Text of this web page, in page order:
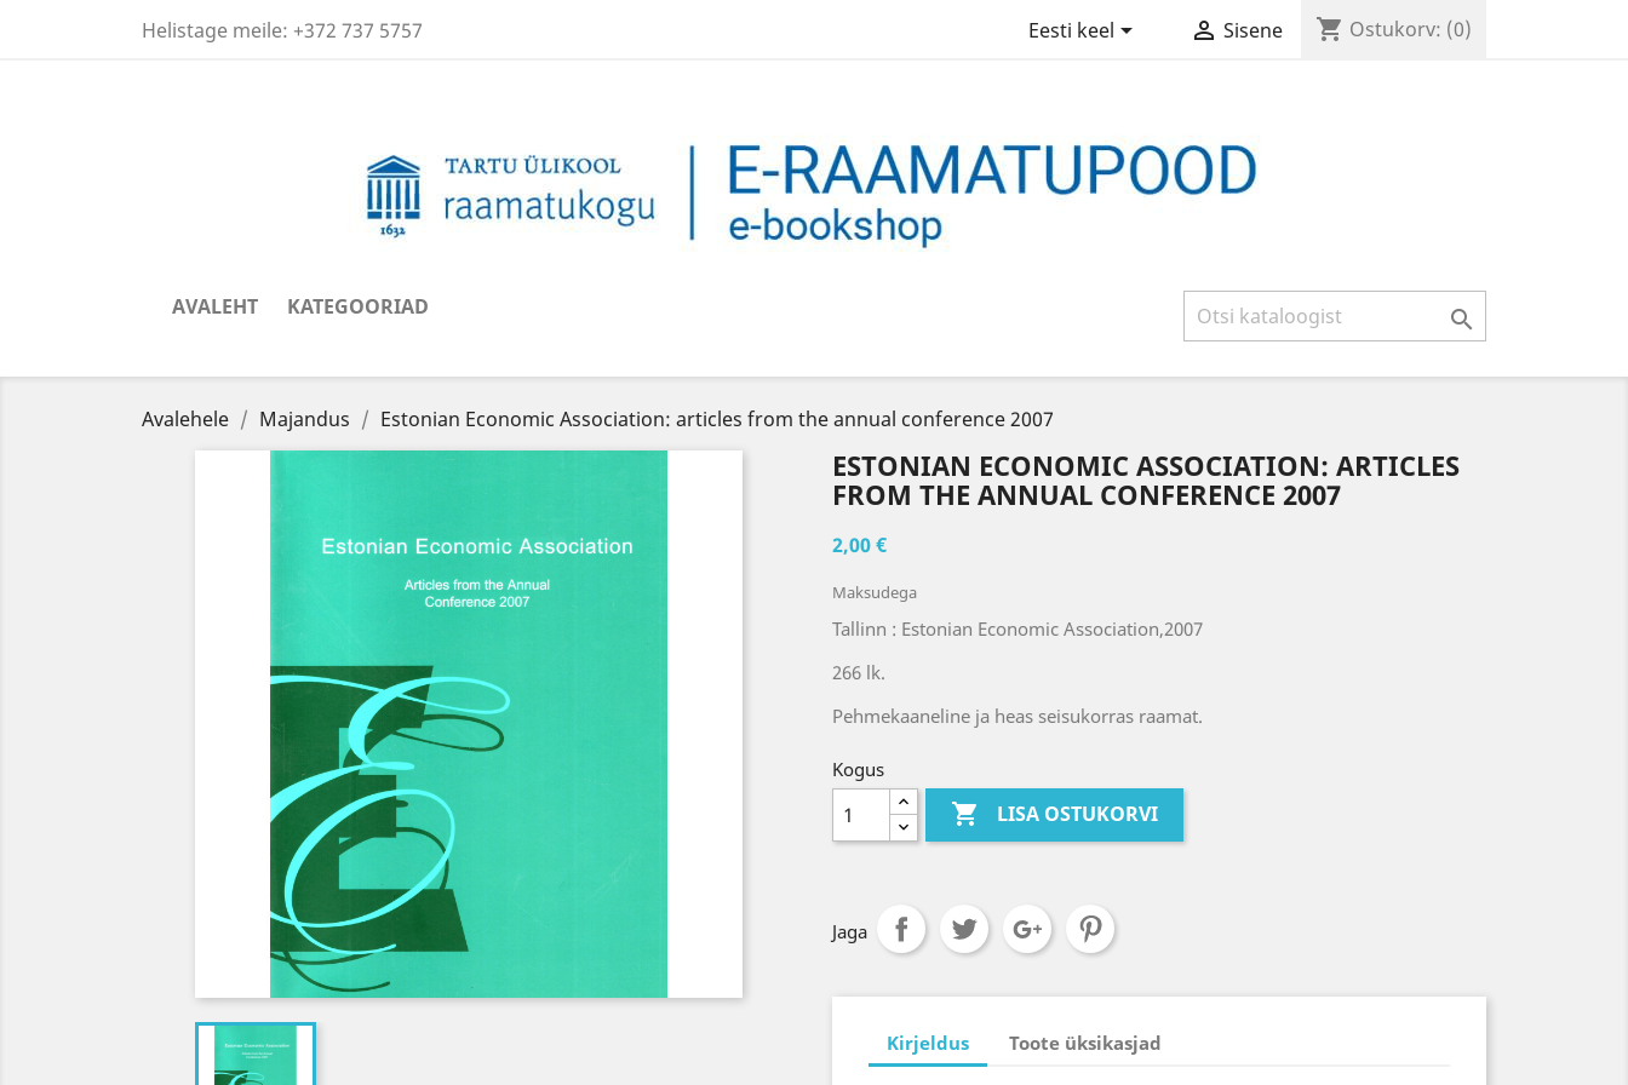
Helistage meile: +372 737 5757 Eesti keel  Sisene shopping_cart Ostukorv: (0)
AVALEHT KATEGOORIAD 
Avalehele Majandus Estonian Economic Association: articles from the annual conference 2007
ESTONIAN ECONOMIC ASSOCIATION: ARTICLES
FROM THE ANNUAL CONFERENCE 2007
2,00 €
Maksudega
Tallinn : Estonian Economic Association,2007
266 lk.
Pehmekaaneline ja heas seisukorras raamat.
Kogus
 LISA OSTUKORVI
Jaga
Kirjeldus Toote üksikasjad